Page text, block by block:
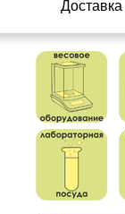
Доставка